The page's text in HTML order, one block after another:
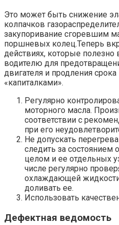
Это может быть снижение
колпачков
закупоривание сгоревшим
поршневых колец.Теперь
действиях, которые
водителю для
двигателя и продления
«капиталками».
Регулярно
моторного масла.
соответствии с
при его
Не допускать
следить за
целом и ее отдельных
числе регулярно
охлаждающей
доливать ее.
Использовать
Дефектная ведомость